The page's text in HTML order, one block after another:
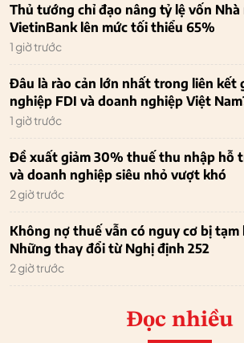
Thủ tướng chỉ đạo nâng tỷ lệ vốn
VietinBank lên mức tối thiểu 65%
1 giờ trước
Đâu là rào cản lớn nhất trong liên kết
nghiệp FDI và doanh nghiệp Việt
1 giờ trước
Đề xuất giảm 30% thuế thu nhập hỗ
và doanh nghiệp siêu nhỏ vượt khó
2 giờ trước
Không nợ thuế vẫn có nguy cơ bị tạm
Những thay đổi từ Nghị định 252
2 giờ trước
Đọc nhiều